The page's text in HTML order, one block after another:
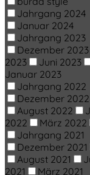
Jahrgang 2024
Januar 2024
Jahrgang 2023
Dezember 2023
2023
Juni 2023
Januar 2023
Jahrgang 2022
Dezember 2022
August 2022
2022
März 2022
Jahrgang 2021
Dezember 2021
August 2021
2021
März 2021